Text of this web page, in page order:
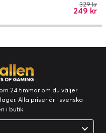
249 kr
329 kr
24 timmar om du väljer
Alla priser är i svenska
i butik.